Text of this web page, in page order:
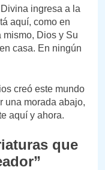
ingresa a la
aquí, como en
Dios y Su
casa. En ningún
creó este mundo
una morada abajo,
aquí y ahora.
que